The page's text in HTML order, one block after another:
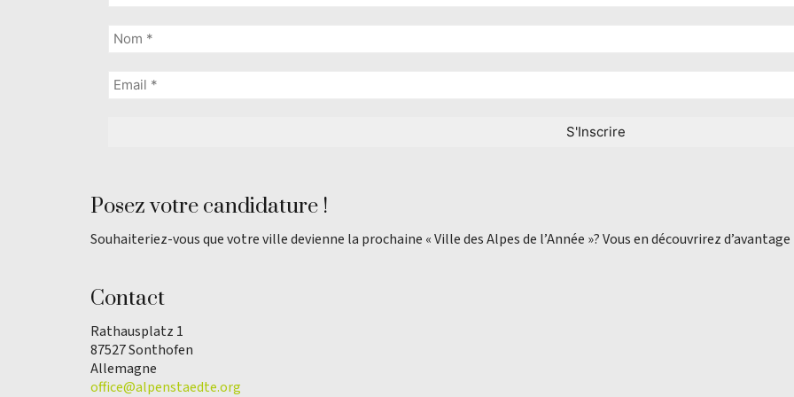
Posez votre candidature !
Souhaiteriez-vous que votre ville devienne la prochaine « Ville des Alpes de l’Année »? Vous en découvrirez d’avantage
Contact
Rathausplatz 1
87527 Sonthofen
Allemagne
office@alpenstaedte.org